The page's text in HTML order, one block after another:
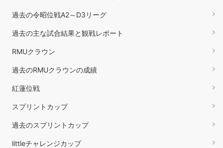
過去の令昭位戦A2～D3リーグ
過去の主な試合結果と観戦レポート
RMUクラウン
過去のRMUクラウンの成績
紅蓮位戦
スプリントカップ
過去のスプリントカップ
littleチャレンジカップ